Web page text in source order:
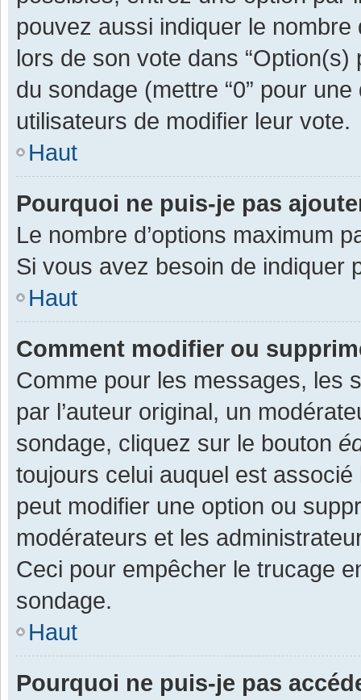
pouvez aussi indiquer le
lors de son vote dans “Option(s)
du sondage (mettre “0” pour
utilisateurs de modifier leur vote.
Haut
Pourquoi ne puis-je pas
Le nombre d’options maximum
Si vous avez besoin de indiquer
Haut
Comment modifier ou
Comme pour les messages, les
par l’auteur original, un
sondage, cliquez sur le bouton
toujours celui auquel est associé
peut modifier une option ou
modérateurs et les
Ceci pour empêcher le trucage
sondage.
Haut
Pourquoi ne puis-je pas